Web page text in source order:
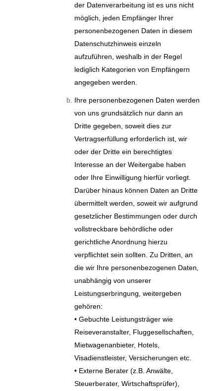
der Datenverarbeitung ist es uns nicht
möglich, jeden Empfänger Ihrer
personenbezogenen Daten in diesem
Datenschutzhinweis einzeln
aufzuführen, weshalb in der Regel
lediglich Kategorien von Empfängern
angegeben werden.
Ihre personenbezogenen Daten werden
von uns grundsätzlich nur dann an
Dritte gegeben, soweit dies zur
Vertragserfüllung erforderlich ist, wir
oder der Dritte ein berechtigtes
Interesse an der Weitergabe haben
oder Ihre Einwilligung hierfür vorliegt.
Darüber hinaus können Daten an Dritte
übermittelt werden, soweit wir aufgrund
gesetzlicher Bestimmungen oder durch
vollstreckbare behördliche oder
gerichtliche Anordnung hierzu
verpflichtet sein sollten. Zu Dritten, an
die wir Ihre personenbezogenen Daten,
unabhängig von unserer
Leistungserbringung, weitergeben
gehören:
• Gebuchte Leistungsträger wie
Reiseveranstalter, Fluggesellschaften,
Mietwagenanbieter, Hotels,
Visadienstleister, Versicherungen etc.
• Externe Berater (z.B. Anwälte,
Steuerberater, Wirtschaftsprüfer),